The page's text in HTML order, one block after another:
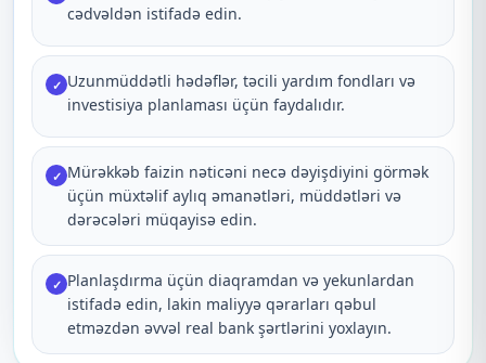
cədvəldən istifadə edin.
✓ Uzunmüddətli hədəflər, təcili yardım fondları və
investisiya planlaması üçün faydalıdır.
✓ Mürəkkəb faizin nəticəni necə dəyişdiyini görmək
üçün müxtəlif aylıq əmanətləri, müddətləri və
dərəcələri müqayisə edin.
✓ Planlaşdırma üçün diaqramdan və yekunlardan
istifadə edin, lakin maliyyə qərarları qəbul
etməzdən əvvəl real bank şərtlərini yoxlayın.